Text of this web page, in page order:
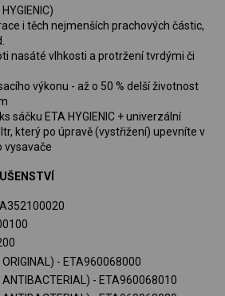
i těch nejmenších prachových částic,
nasáté vlhkosti a protržení tvrdými či
výkonu - až o 50 % delší životnost
sáčku ETA HYGIENIC + univerzální
který po úpravě (vystřižení) upevníte v
vysavače
- ETA960068000
- ETA960068010